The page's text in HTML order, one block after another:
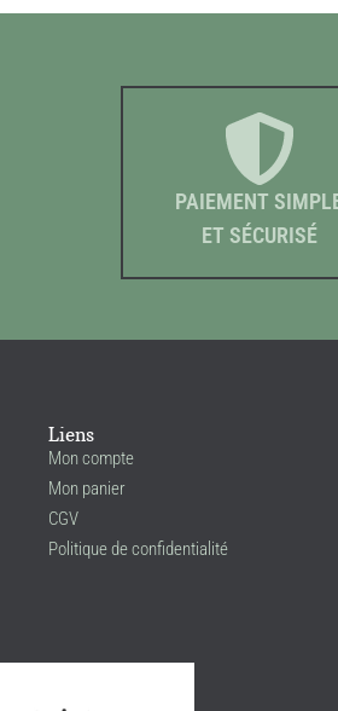
PAIEMENT
ET SÉCURISÉ
Liens
Mon compte
Mon panier
CGV
Politique de confidentialité